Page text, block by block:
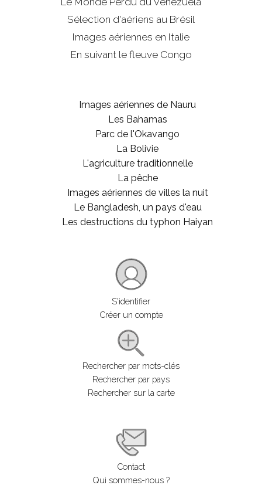
Sélection d'aériens au Brésil
Images aériennes en Italie
En suivant le fleuve Congo
Images aériennes de Nauru
Les Bahamas
Parc de l'Okavango
La Bolivie
L'agriculture traditionnelle
La pêche
Images aériennes de villes la nuit
Le Bangladesh, un pays d'eau
Les destructions du typhon Haiyan
S'identifier
Créer un compte
Rechercher par mots-clés
Rechercher par pays
Rechercher sur la carte
Contact
Qui sommes-nous ?